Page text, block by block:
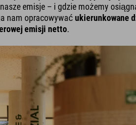
emisje – i gdzie możemy
nam opracowywaćukierunkowane
emisji netto.